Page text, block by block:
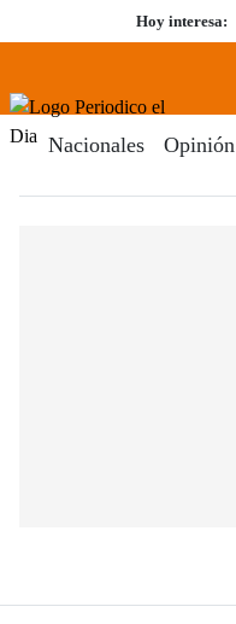
al
Hoy interesa:
Menú
Nacionales Opinión